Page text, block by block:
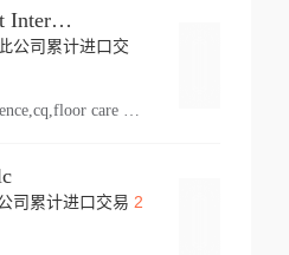
P.don Transfreight International
公司累计进口交
司累计进口交易 2